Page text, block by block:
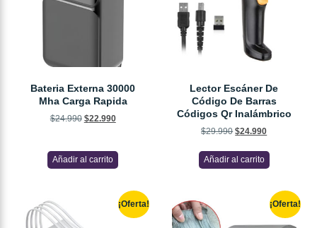
Bateria Externa 30000
Mha Carga Rapida
$24.990 $22.990
Añadir al carrito
Lector Escáner De
Código De Barras
Códigos Qr Inalámbrico
$29.990 $24.990
Añadir al carrito
¡Oferta! ¡Oferta!